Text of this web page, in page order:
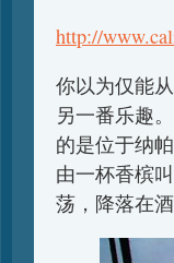
http://
你以为仅能
另一番乐趣
的是位于纳
由一杯香槟
荡，降落在